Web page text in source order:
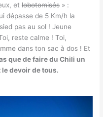
etlobotomisés » :
dépasse de 5 Km/h la
pas au sol ! Jeune
reste calme ! Toi,
dans ton sac à dos ! Et
que de faire du Chili un
devoir de tous.